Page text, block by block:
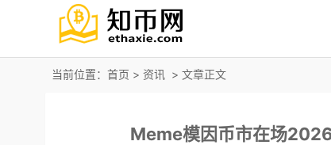
当前位置： 首页 > 资讯 > 文章正文
Meme模因币市在场